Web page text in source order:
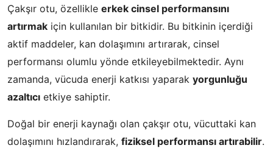
Çakşır otu, özellikle erkek cinsel performansını
artırmak için kullanılan bir bitkidir. Bu bitkinin içerdiği
aktif maddeler, kan dolaşımını artırarak, cinsel
performansı olumlu yönde etkileyebilmektedir. Aynı
zamanda, vücuda enerji katkısı yaparak yorgunluğu
azaltıcı etkiye sahiptir.
Doğal bir enerji kaynağı olan çakşır otu, vücuttaki kan
dolaşımını hızlandırarak, fiziksel performansı artırabilir.